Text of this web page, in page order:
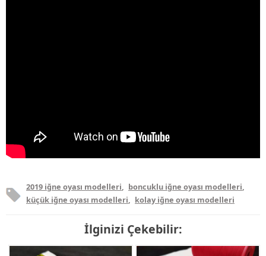
2019 iğne oyası modelleri, boncuklu iğne oyası modelleri,
küçük iğne oyası modelleri, kolay iğne oyası modelleri
İlginizi Çekebilir: